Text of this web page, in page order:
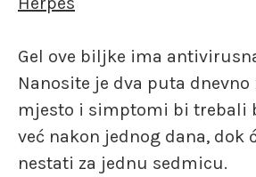
Gel ove biljke ima
Nanosite je dva puta dnevno
mjesto i simptomi bi trebali
već nakon jednog dana, dok
nestati za jednu sedmicu.